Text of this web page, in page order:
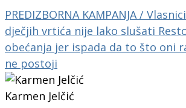
PREDIZBORNA KAMPANJA /
dječjih vrtića nije lako slušati
obećanja jer ispada da to što oni
ne postoji
Karmen Jelčić